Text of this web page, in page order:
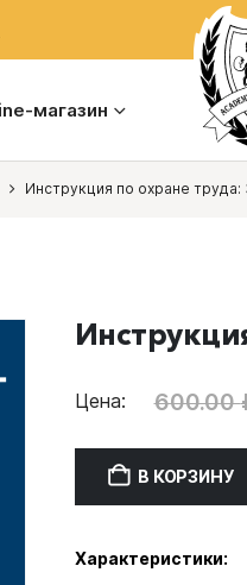
магазин
Инструкция по охране
Цена: 600.00
В КОРЗИНУ
Характеристики: